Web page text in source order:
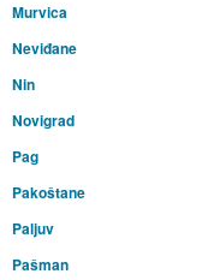
Murvica
Neviđane
Nin
Novigrad
Pag
Pakoštane
Paljuv
Pašman